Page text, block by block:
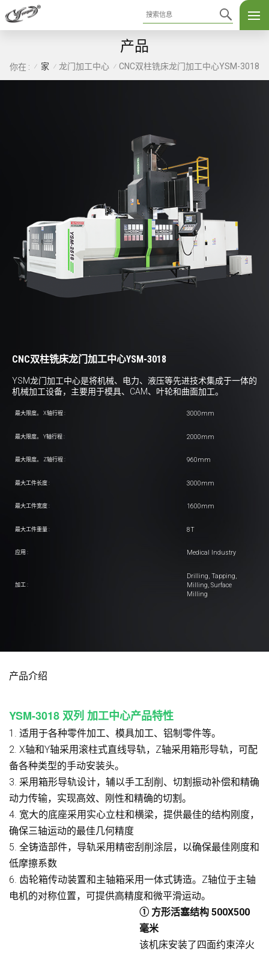
产品
你在 : / 家 / 龙门加工中心 / CNC双柱铣床龙门加工中心YSM-3018
CNC双柱铣床龙门加工中心YSM-3018
YSM龙门加工中心是将机械、电力、液压等先进技术集成于一体的
机械加工设备，主要用于模具、CAM、叶轮和曲面加工。
最大限度。 X轴行程 : 3000mm
最大限度。 Y轴行程 : 2000mm
最大限度。 Z轴行程 : 960mm
最大工件长度 : 3000mm
最大工件宽度 : 1600mm
最大工件重量 : 8T
应用 : Medical Industry
加工 :
Drilling, Tapping,
Milling, Surface
Milling
产品介绍
YSM-3018 双列加工中心产品特性
1. 适用于各种零件加工、模具加工、铝制零件等。
2. X轴和Y轴采用滚柱式直线导轨，Z轴采用箱形导轨，可配
备各种类型的手动安装头。
3. 采用箱形导轨设计，辅以手工刮削、切割振动补偿和精确
动力传输，实现高效、刚性和精确的切割。
4. 宽大的底座采用实心立柱和横梁，提供最佳的结构刚度，
确保三轴运动的最佳几何精度
5. 全铸造部件，导轨采用精密刮削涂层，以确保最佳刚度和
低摩擦系数
6. 齿轮箱传动装置和主轴箱采用一体式铸造。Z轴位于主轴
电机的对称位置，可提供高精度和微平滑运动。
① 方形活塞结构 500X500
毫米
该机床安装了四面约束淬火